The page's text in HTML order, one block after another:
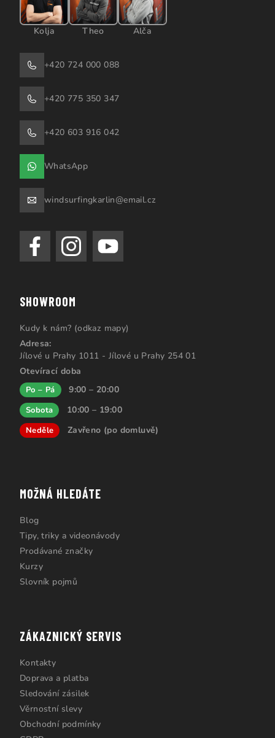
Kolja Theo Alča
+420 724 000 088
+420 775 350 347
+420 603 916 042
WhatsApp
windsurfingkarlin@email.cz
SHOWROOM
Kudy k nám? (odkaz mapy)
Adresa:
Jílové u Prahy 1011 - Jílové u Prahy 254 01
Otevírací doba
Po – Pá 9:00 – 20:00
Sobota 10:00 – 19:00
Neděle Zavřeno (po domluvě)
MOŽNÁ HLEDÁTE
Blog
Tipy, triky a videonávody
Prodávané značky
Kurzy
Slovník pojmů
ZÁKAZNICKÝ SERVIS
Kontakty
Doprava a platba
Sledování zásilek
Věrnostní slevy
Obchodní podmínky